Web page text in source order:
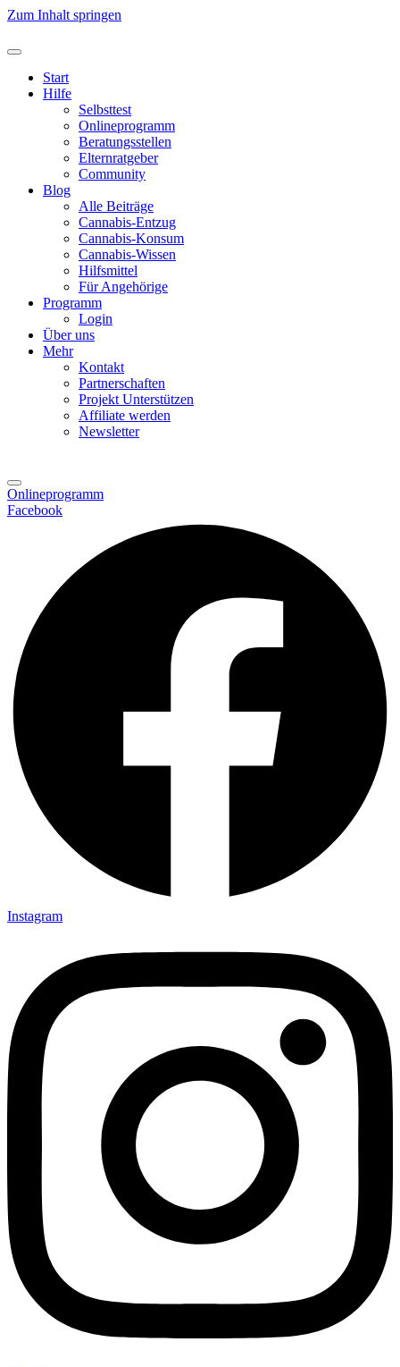
Zum Inhalt springen
Start
Hilfe
Selbsttest
Onlineprogramm
Beratungsstellen
Elternratgeber
Community
Blog
Alle Beiträge
Cannabis-Entzug
Cannabis-Konsum
Cannabis-Wissen
Hilfsmittel
Für Angehörige
Programm
Login
Über uns
Mehr
Kontakt
Partnerschaften
Projekt Unterstützen
Affiliate werden
Newsletter
Onlineprogramm
Facebook
Instagram